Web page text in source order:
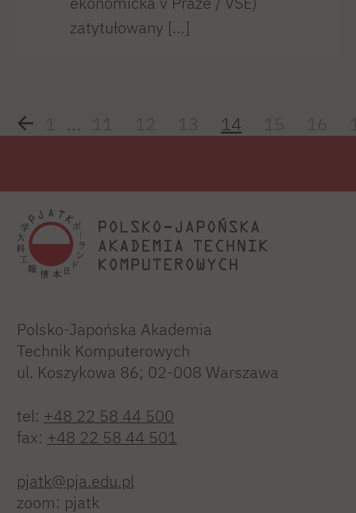
zatytułowany […]
1 ... 11 12 13 14 15 16
Polsko-Japońska Akademia
Technik Komputerowych
ul. Koszykowa 86; 02-008 Warszawa
tel: +48 22 58 44 500
fax: +48 22 58 44 501
pjatk@pja.edu.pl
zoom: pjatk